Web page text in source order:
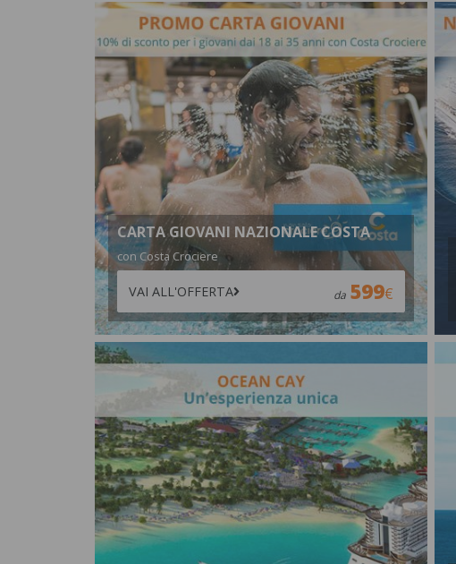
CARTA GIOVANI NAZIONALE COSTA
con Costa Crociere
VAI ALL'OFFERTA da 599